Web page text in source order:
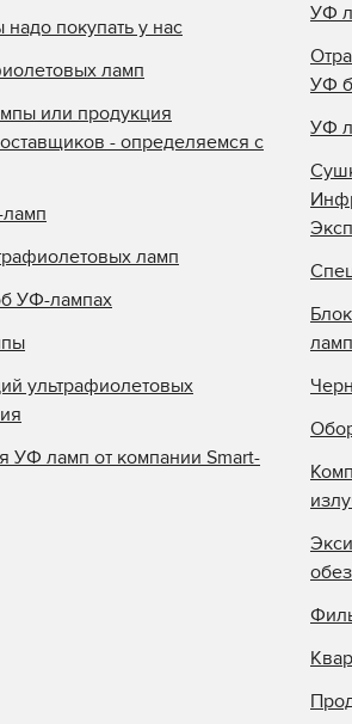
покупать у нас
ламп
или продукция
- определяемся с
ламп
УФ-лампах
ультрафиолетовых
УФ ламп от компании Smart-
УФ
УФ
УФ
ламп